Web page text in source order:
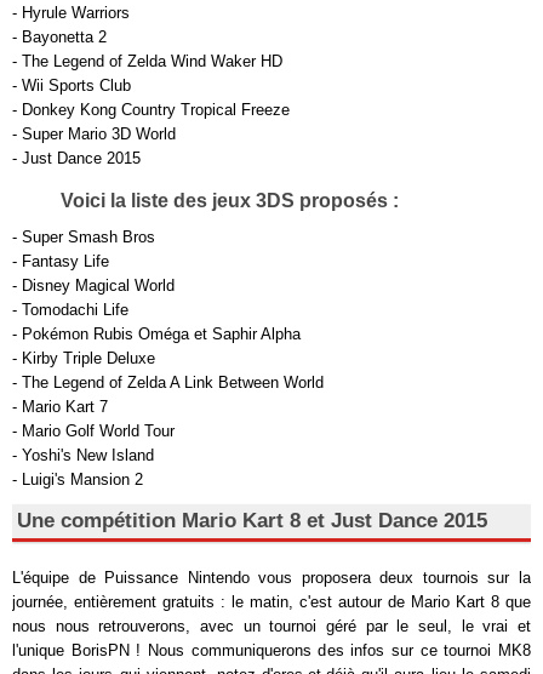
- Hyrule Warriors
- Bayonetta 2
- The Legend of Zelda Wind Waker HD
- Wii Sports Club
- Donkey Kong Country Tropical Freeze
- Super Mario 3D World
- Just Dance 2015
Voici la liste des jeux 3DS proposés :
- Super Smash Bros
- Fantasy Life
- Disney Magical World
- Tomodachi Life
- Pokémon Rubis Oméga et Saphir Alpha
- Kirby Triple Deluxe
- The Legend of Zelda A Link Between World
- Mario Kart 7
- Mario Golf World Tour
- Yoshi's New Island
- Luigi's Mansion 2
Une compétition Mario Kart 8 et Just Dance 2015
L'équipe de Puissance Nintendo vous proposera deux tournois sur la
journée, entièrement gratuits : le matin, c'est autour de Mario Kart 8 que
nous nous retrouverons, avec un tournoi géré par le seul, le vrai et
l'unique BorisPN ! Nous communiquerons des infos sur ce tournoi MK8